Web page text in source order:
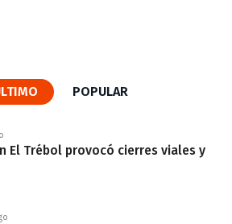
POPULAR
El Trébol provocó cierres viales y